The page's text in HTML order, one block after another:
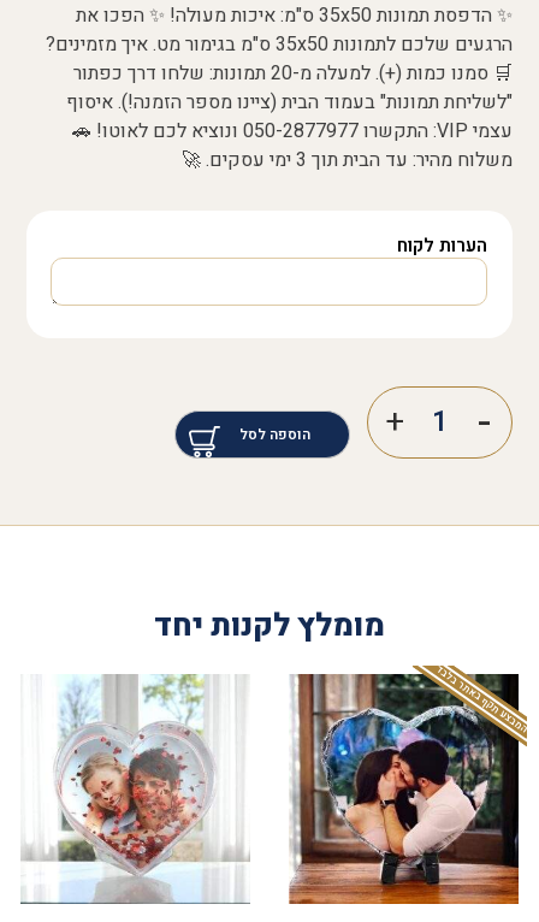
✨ הדפסת תמונות 35x50 ס"מ: איכות מעולה! ✨ הפכו את
הרגעים שלכם לתמונות 35x50 ס"מ בגימור מט. איך מזמינים?
🛒 סמנו כמות (+). למעלה מ-20 תמונות: שלחו דרך כפתור
"לשליחת תמונות" בעמוד הבית (ציינו מספר הזמנה!). איסוף
עצמי VIP: התקשרו 050-2877977 ונוציא לכם לאוטו! 🚗
משלוח מהיר: עד הבית תוך 3 ימי עסקים. 🚀
הערות לקוח
הוספה לסל
מומלץ לקנות יחד
המבצע תקף באתר בלבד